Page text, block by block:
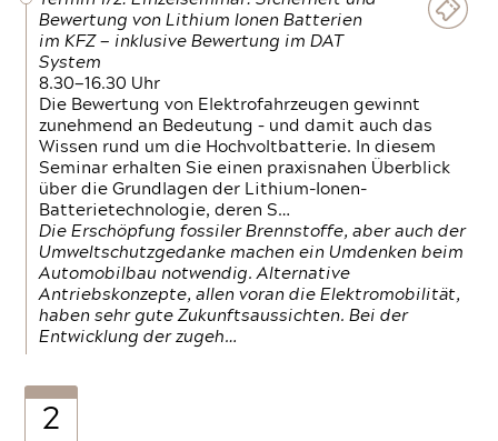
Bewertung von Lithium Ionen Batterien
im KFZ — inklusive Bewertung im DAT
System
8.30—16.30 Uhr
Die Bewertung von Elektrofahrzeugen gewinnt
zunehmend an Bedeutung – und damit auch das
Wissen rund um die Hochvoltbatterie. In diesem
Seminar erhalten Sie einen praxisnahen Überblick
über die Grundlagen der Lithium-Ionen-
Batterietechnologie, deren S…
Die Erschöpfung fossiler Brennstoffe, aber auch der
Umweltschutzgedanke machen ein Umdenken beim
Automobilbau notwendig. Alternative
Antriebskonzepte, allen voran die Elektromobilität,
haben sehr gute Zukunftsaussichten. Bei der
Entwicklung der zugeh…
2